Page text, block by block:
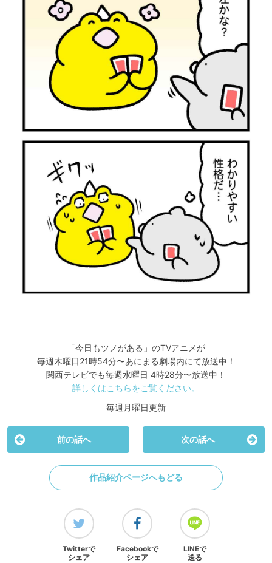
「今日もツノがある」のTVアニメが
毎週木曜日21時54分〜あにまる劇場内にて放送中！
関西テレビでも毎週水曜日 4時28分〜放送中！
詳しくはこちらをご覧ください。
毎週月曜日更新
前の話へ 次の話へ
作品紹介ページへもどる
Twitterで
シェア
Facebookで
シェア
LINEで
送る